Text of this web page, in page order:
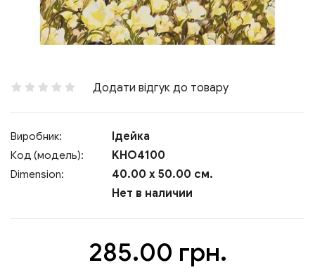
Додати відгук до товару
Виробник: Ідейка
Код (модель): KHO4100
Dimension:
40.00 x 50.00 см.
Нет в наличии
285.00 грн.